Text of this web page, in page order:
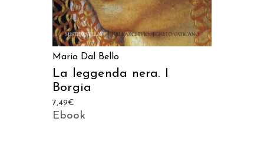
Mario Dal Bello
La leggenda nera. I
Borgia
7,49€
Ebook